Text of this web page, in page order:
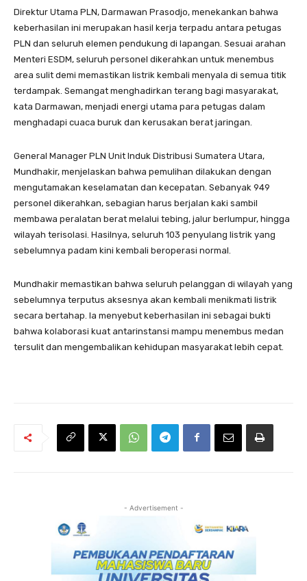
Direktur Utama PLN, Darmawan Prasodjo, menekankan bahwa
keberhasilan ini merupakan hasil kerja terpadu antara petugas
PLN dan seluruh elemen pendukung di lapangan. Sesuai arahan
Menteri ESDM, seluruh personel dikerahkan untuk menembus
area sulit demi memastikan listrik kembali menyala di semua titik
terdampak. Semangat menghadirkan terang bagi masyarakat,
kata Darmawan, menjadi energi utama para petugas dalam
menghadapi cuaca buruk dan kerusakan berat jaringan.
General Manager PLN Unit Induk Distribusi Sumatera Utara,
Mundhakir, menjelaskan bahwa pemulihan dilakukan dengan
mengutamakan keselamatan dan kecepatan. Sebanyak 949
personel dikerahkan, sebagian harus berjalan kaki sambil
membawa peralatan berat melalui tebing, jalur berlumpur, hingga
wilayah terisolasi. Hasilnya, seluruh 103 penyulang listrik yang
sebelumnya padam kini kembali beroperasi normal.
Mundhakir memastikan bahwa seluruh pelanggan di wilayah yang
sebelumnya terputus aksesnya akan kembali menikmati listrik
secara bertahap. Ia menyebut keberhasilan ini sebagai bukti
bahwa kolaborasi kuat antarinstansi mampu menembus medan
tersulit dan mengembalikan kehidupan masyarakat lebih cepat.
- Advertisement -